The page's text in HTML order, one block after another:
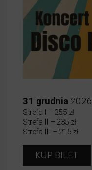
31 grudnia 2026
Strefa I – 255 zł
Strefa II – 235 zł
Strefa III – 215 zł
KUP BILET